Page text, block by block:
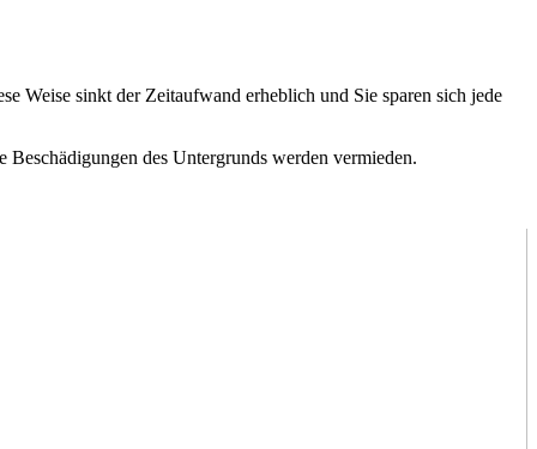
Weise sinkt der Zeitaufwand erheblich und Sie sparen sich jede
des Untergrunds werden vermieden.